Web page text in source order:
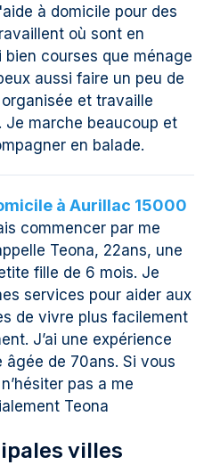
à domicile pour des
où sont en
bien courses que ménage
aussi faire un peu de
et travaille
Je marche beaucoup et
en balade.
à Aurillac 15000
commencer par me
Teona, 22ans, une
fille de 6 mois. Je
services pour aider aux
de vivre plus facilement
J’ai une expérience
âgée de 70ans. Si vous
pas a me
Teona
villes